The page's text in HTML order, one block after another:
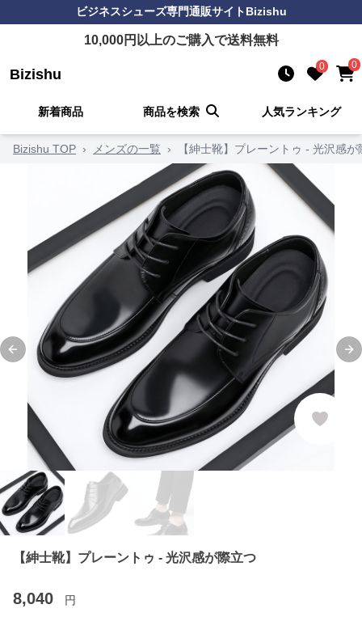
ビジネスシューズ専門通販サイトBizishu
10,000円以上のご購入で送料無料
Bizishu 0 0
新着商品 商品を検索 人気ランキング
Bizishu TOP › メンズの一覧 › 【紳士靴】プレーントゥ - 光沢感が
Previous slide
【紳士靴】プレーントゥ - 光沢感が際立つ
8,040 円